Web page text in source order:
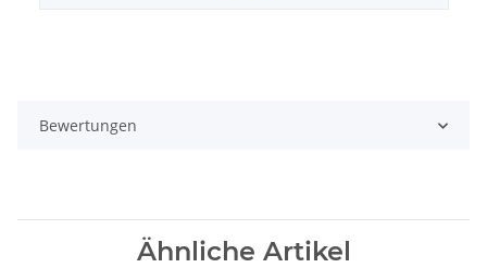
Bewertungen
Ähnliche Artikel